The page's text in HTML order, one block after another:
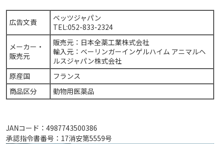
広告文責
ベッツジャパン
TEL:052-833-2324
メーカー・
販売元
販売元：日本全薬工業株式会社
輸入元：ベーリンガーインゲルハイム アニマルヘ
ルスジャパン株式会社
原産国
フランス
商品区分
動物用医薬品
JANコード：4987743500386
承認指令書番号：17消安第5559号